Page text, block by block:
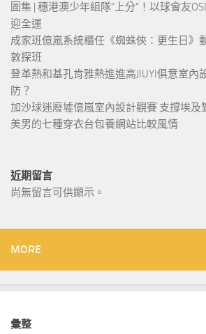
圖集 | 穗港澳少年組隊“上分“！以球會友
迎全運
成家班億嵐系統櫃任《蜘蛛俠：更生日》
敦探班
登革熱和基孔肯雅熱進進高JIUYI俱意室內
防？
加沙球迷廢墟億嵐室內設計觀賽 支撐埃及
美男的七種穿衣台包養網站比較風情
近期留言
尚無留言可供顯示。
MORE
彙整